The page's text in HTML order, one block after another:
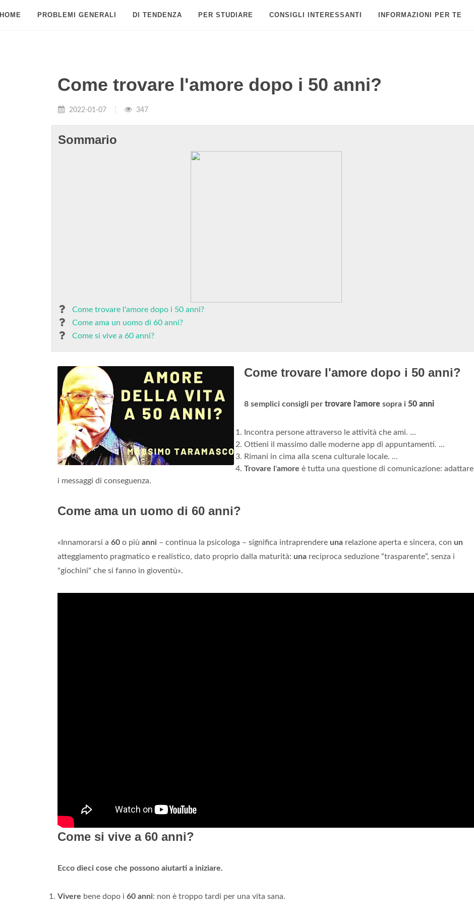
PROBLEMI GENERALI DI TENDENZA PER STUDIARE CONSIGLI INTERESSANTI INFORMAZIONI PER TE
Come trovare l'amore dopo i 50 anni?
2022-01-07 347
Sommario
Come trovare l'amore dopo i 50 anni?
Come ama un uomo di 60 anni?
Come si vive a 60 anni?
Come trovare l'amore dopo i 50 anni?
8 semplici consigli per trovare l 'amore sopra i 50 anni
Incontra persone attraverso le attività che ami. ...
Ottieni il massimo dalle moderne app di appuntamenti. ...
Rimani in cima alla scena culturale locale. ...
Trovare l 'amore è tutta una questione di comunicazione: adattare
i messaggi di conseguenza.
Come ama un uomo di 60 anni?
«Innamorarsi a 60 o più anni – continua la psicologa – significa intraprendere una relazione aperta e sincera, con un
atteggiamento pragmatico e realistico, dato proprio dalla maturità: una reciproca seduzione “trasparente”, senza i
"giochini" che si fanno in gioventù».
Come si vive a 60 anni?
Ecco dieci cose che possono aiutarti a iniziare.
Vivere bene dopo i 60 anni: non è troppo tardi per una vita sana.